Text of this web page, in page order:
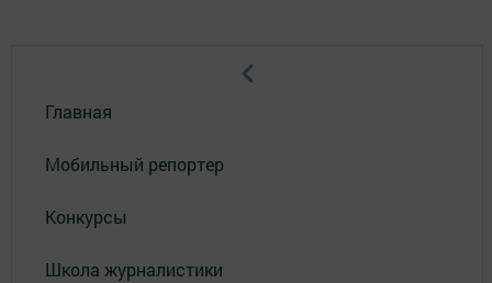
Главная
Мобильный репортер
Конкурсы
Школа журналистики